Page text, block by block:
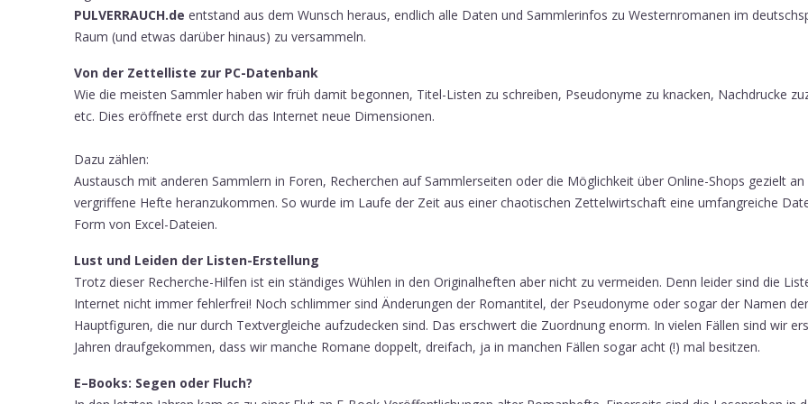
PULVERRAUCH.de entstand aus dem Wunsch heraus, endlich alle Daten und Sammlerinfos zu Westernromanen im
Raum (und etwas darüber hinaus) zu versammeln.
Von der Zettelliste zur PC-Datenbank
Wie die meisten Sammler haben wir früh damit begonnen, Titel-Listen zu schreiben, Pseudonyme zu knacken, Nachdrucke
etc. Dies eröffnete erst durch das Internet neue Dimensionen.
Dazu zählen:
Austausch mit anderen Sammlern in Foren, Recherchen auf Sammlerseiten oder die Möglichkeit über Online-Shops gezielt
vergriffene Hefte heranzukommen. So wurde im Laufe der Zeit aus einer chaotischen Zettelwirtschaft eine umfangreiche
Form von Excel-Dateien.
Lust und Leiden der Listen-Erstellung
Trotz dieser Recherche-Hilfen ist ein ständiges Wühlen in den Originalheften aber nicht zu vermeiden. Denn leider sind die
Internet nicht immer fehlerfrei! Noch schlimmer sind Änderungen der Romantitel, der Pseudonyme oder sogar der Namen der
Hauptfiguren, die nur durch Textvergleiche aufzudecken sind. Das erschwert die Zuordnung enorm. In vielen Fällen sind wir
Jahren draufgekommen, dass wir manche Romane doppelt, dreifach, ja in manchen Fällen sogar acht (!) mal besitzen.
E–Books: Segen oder Fluch?